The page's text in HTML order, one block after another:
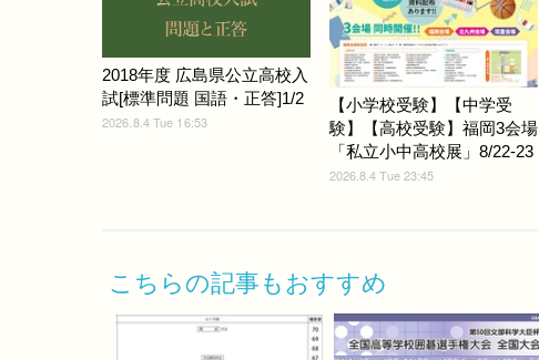
2018年度 広島県公立高校入
試[標準問題 国語・正答]1/2
2026.8.4 Tue 16:53
【小学校受験】【中学受
験】【高校受験】福岡3会場
「私立小中高校展」8/22-23
2026.8.4 Tue 23:45
こちらの記事もおすすめ